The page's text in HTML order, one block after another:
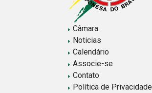
Câmara
Noticias
Calendário
Associe-se
Contato
Política de Privacidade